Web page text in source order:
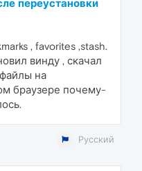
переустановки
, favorites ,stash.
винду , скачал
на
браузере почему-
Русский